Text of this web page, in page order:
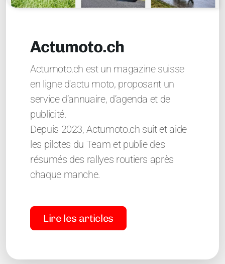
Actumoto.ch
Actumoto.ch est un magazine suisse
en ligne d'actu moto, proposant un
service d’annuaire, d’agenda et de
publicité.
Depuis 2023, Actumoto.ch suit et aide
les pilotes du Team et publie des
résumés des rallyes routiers après
chaque manche.
Lire les articles